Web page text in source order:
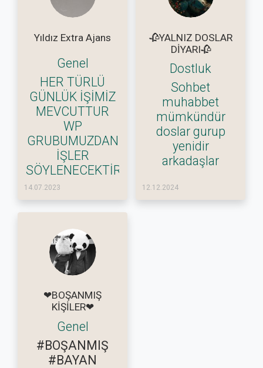
Yıldız Extra Ajans
Genel
HER TÜRLÜ
GÜNLÜK İŞİMİZ
MEVCUTTUR
WP
GRUBUMUZDAN
İŞLER
SÖYLENECEKTİR
14.07.2023
🥀YALNIZ DOSLAR
DİYARI🥀
Dostluk
Sohbet
muhabbet
mümkündür
doslar gurup
yenidir
arkadaşlar
12.12.2024
❤BOŞANMIŞ
KİŞİLER❤
Genel
#BOŞANMIŞ
#BAYAN